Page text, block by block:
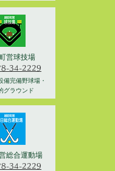
営球技場
34-2229
備完備野球場・
グラウンド
総合運動場
34-2229